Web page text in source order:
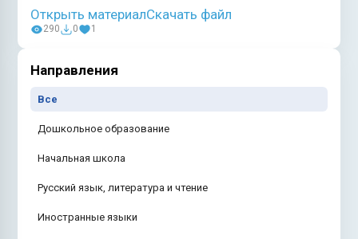
Направления
Все
Дошкольное образование
Начальная школа
Русский язык, литература и чтение
Иностранные языки
Открыть материалСкачать файл
290 0 1